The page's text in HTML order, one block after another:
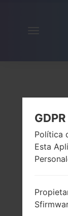
GDPR
Política
Esta